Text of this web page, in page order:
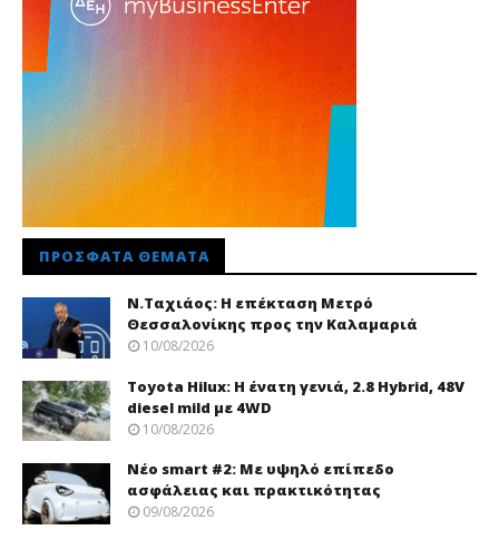
ΠΡΌΣΦΑΤΑ ΘΈΜΑΤΑ
Ν.Ταχιάος: Η επέκταση Μετρό
Θεσσαλονίκης προς την Καλαμαριά
10/08/2026
Toyota Hilux: Η ένατη γενιά, 2.8 Hybrid, 48V
diesel mild με 4WD
10/08/2026
Νέo smart #2: Με υψηλό επίπεδο
ασφάλειας και πρακτικότητας
09/08/2026